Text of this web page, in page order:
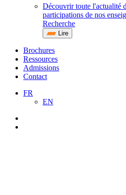
Découvrir toute l'actualité
participations de nos
Recherche
Lire
Brochures
Ressources
Admissions
Contact
FR
EN